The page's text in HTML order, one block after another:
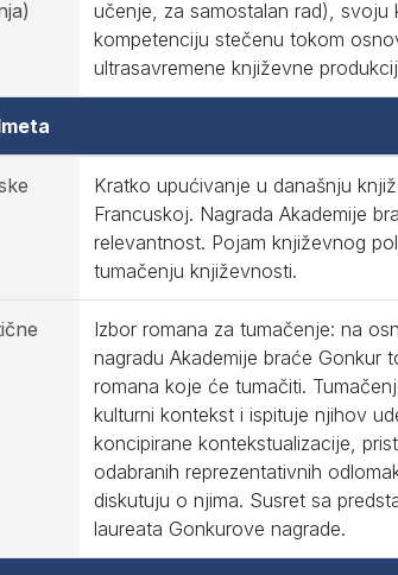
učenje, za samostalan rad), svoju
kompetenciju stečenu tokom
ultrasavremene književne
Kratko upućivanje u današnju
Francuskoj. Nagrada Akademije
relevantnost. Pojam književnog
tumačenju književnosti.
Izbor romana za tumačenje: na
nagradu Akademije braće Gonkur
romana koje će tumačiti.
kulturni kontekst i ispituje njihov
koncipirane kontekstualizacije,
odabranih reprezentativnih
diskutuju o njima. Susret sa
laureata Gonkurove nagrade.